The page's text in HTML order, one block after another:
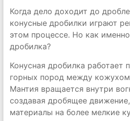
Когда дело доходит до
конусные дробилки играют
этом процессе. Но как
дробилка?
Конусная дробилка работает
горных пород между
Мантия вращается внутри
создавая дробящее
материалы на более мелкие